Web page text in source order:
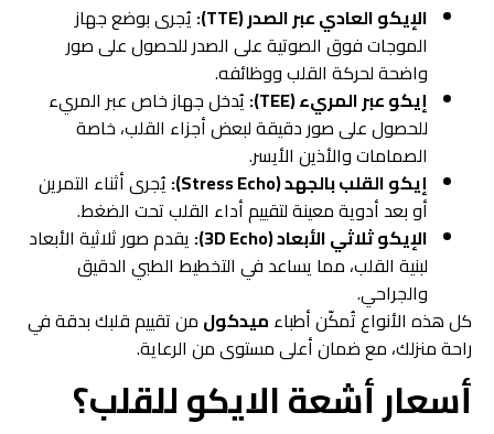
الإيكو العادي عبر الصدر (TTE):
يُجرى بوضع جهاز
الموجات فوق الصوتية على الصدر للحصول على صور
واضحة لحركة القلب ووظائفه.
إيكو عبر المريء (TEE):
يُدخل جهاز خاص عبر المريء
للحصول على صور دقيقة لبعض أجزاء القلب، خاصة
الصمامات والأذين الأيسر.
إيكو القلب بالجهد (Stress Echo):
يُجرى أثناء التمرين
أو بعد أدوية معينة لتقييم أداء القلب تحت الضغط.
الإيكو ثلاثي الأبعاد (3D Echo):
يقدم صور ثلاثية الأبعاد
لبنية القلب، مما يساعد في التخطيط الطبي الدقيق
والجراحي.
كل هذه الأنواع تُمكّن أطباء ميدكول من تقييم قلبك بدقة في
راحة منزلك، مع ضمان أعلى مستوى من الرعاية.
أسعار أشعة الايكو للقلب؟